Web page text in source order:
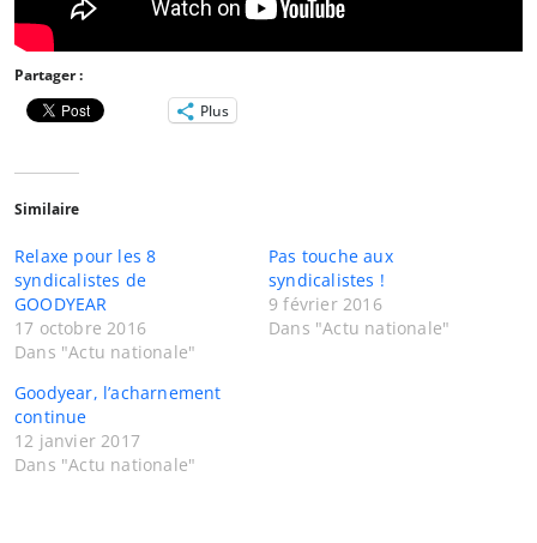
Partager :
Plus
Similaire
Relaxe pour les 8
syndicalistes de
GOODYEAR
17 octobre 2016
Dans "Actu nationale"
Pas touche aux
syndicalistes !
9 février 2016
Dans "Actu nationale"
Goodyear, l’acharnement
continue
12 janvier 2017
Dans "Actu nationale"